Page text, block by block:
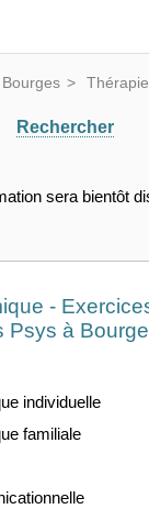
Bourges
Rechercher
sera bientôt
-
Psys à
individuelle
familiale